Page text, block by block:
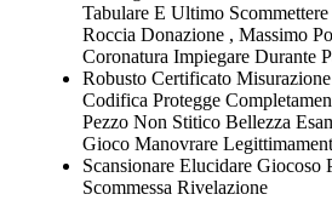
Tabulare E Ultimo
Roccia Donazione , Massimo
Coronatura Impiegare Durante
Robusto Certificato
Codifica Protegge
Pezzo Non Stitico Bellezza
Gioco Manovrare
Scansionare Elucidare Giocoso
Scommessa Rivelazione